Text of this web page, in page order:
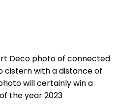
Deco photo of connected
with a distance of
will certainly win a
the year 2023